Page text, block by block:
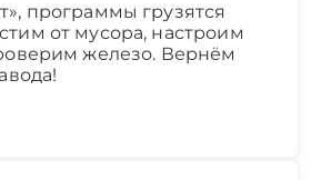
программы грузятся
от мусора, настроим
железо. Вернём